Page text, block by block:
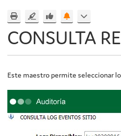
CONSULTA
Este maestro permite seleccionar